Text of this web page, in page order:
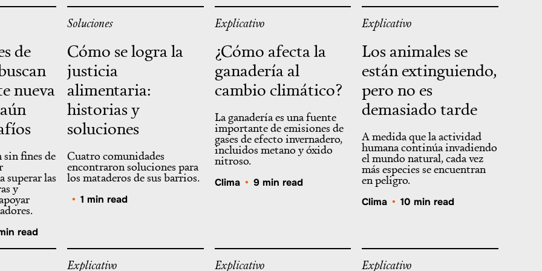
de
nueva
fines de
superar las
y
read
Soluciones
Cómo se logra la
justicia
alimentaria:
historias y
soluciones
Cuatro comunidades
encontraron soluciones para
los mataderos de sus barrios.
• 1 min read
Explicativo
¿Cómo afecta la
ganadería al
cambio climático?
La ganadería es una fuente
importante de emisiones de
gases de efecto invernadero,
incluidos metano y óxido
nitroso.
Clima • 9 min read
Explicativo
Los animales se
están extinguiendo,
pero no es
demasiado tarde
A medida que la actividad
humana continúa invadiendo
el mundo natural, cada vez
más especies se encuentran
en peligro.
Clima • 10 min read
Explicativo Explicativo Explicativo